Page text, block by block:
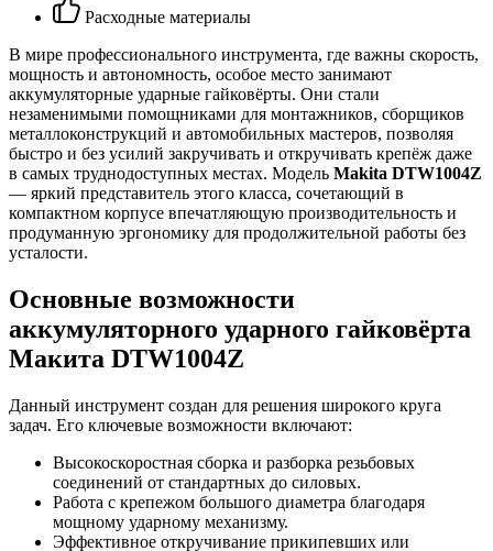
Расходные материалы
В мире профессионального инструмента, где важны скорость,
мощность и автономность, особое место занимают
аккумуляторные ударные гайковёрты. Они стали
незаменимыми помощниками для монтажников, сборщиков
металлоконструкций и автомобильных мастеров, позволяя
быстро и без усилий закручивать и откручивать крепёж даже
в самых труднодоступных местах. Модель Makita DTW1004Z
— яркий представитель этого класса, сочетающий в
компактном корпусе впечатляющую производительность и
продуманную эргономику для продолжительной работы без
усталости.
Основные возможности
аккумуляторного ударного гайковёрта
Макита DTW1004Z
Данный инструмент создан для решения широкого круга
задач. Его ключевые возможности включают:
Высокоскоростная сборка и разборка резьбовых
соединений от стандартных до силовых.
Работа с крепежом большого диаметра благодаря
мощному ударному механизму.
Эффективное откручивание прикипевших или